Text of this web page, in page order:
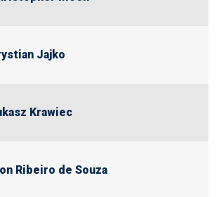
Jajko
Krawiec
Ribeiro de Souza